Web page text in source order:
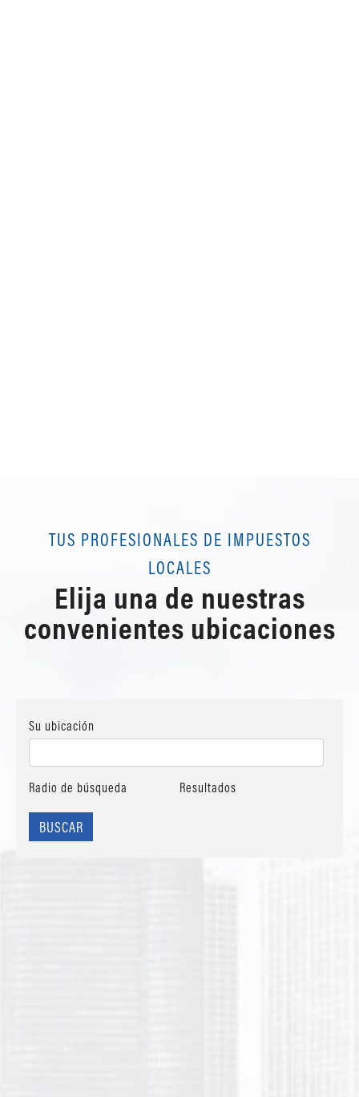
TUS PROFESIONALES DE IMPUESTOS
LOCALES
Elija una de nuestras
convenientes ubicaciones
Su ubicación
Radio de búsqueda Resultados